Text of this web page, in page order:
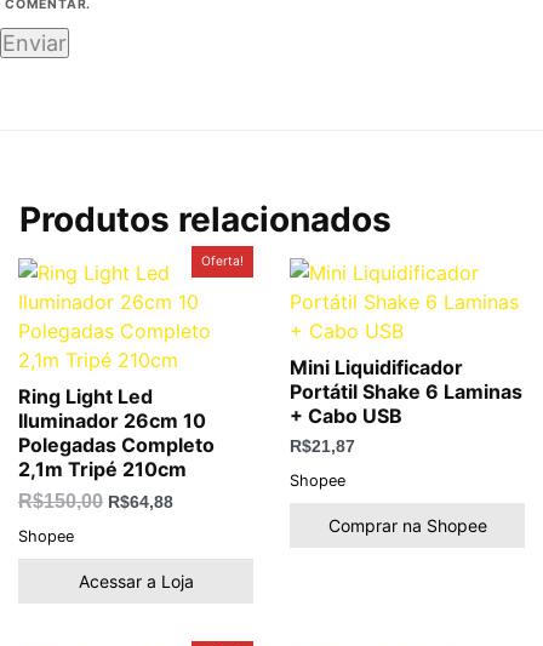
COMENTAR.
Produtos relacionados
Oferta!
Ring Light Led
Iluminador 26cm 10
Polegadas Completo
2,1m Tripé 210cm
R$150,00
preço
original
era:
R$150,00.
R$64,88
atual
é:
R$64,88.
Shopee
Acessar a Loja
Mini Liquidificador
Portátil Shake 6 Laminas
+ Cabo USB
R$21,87
Shopee
Comprar na Shopee